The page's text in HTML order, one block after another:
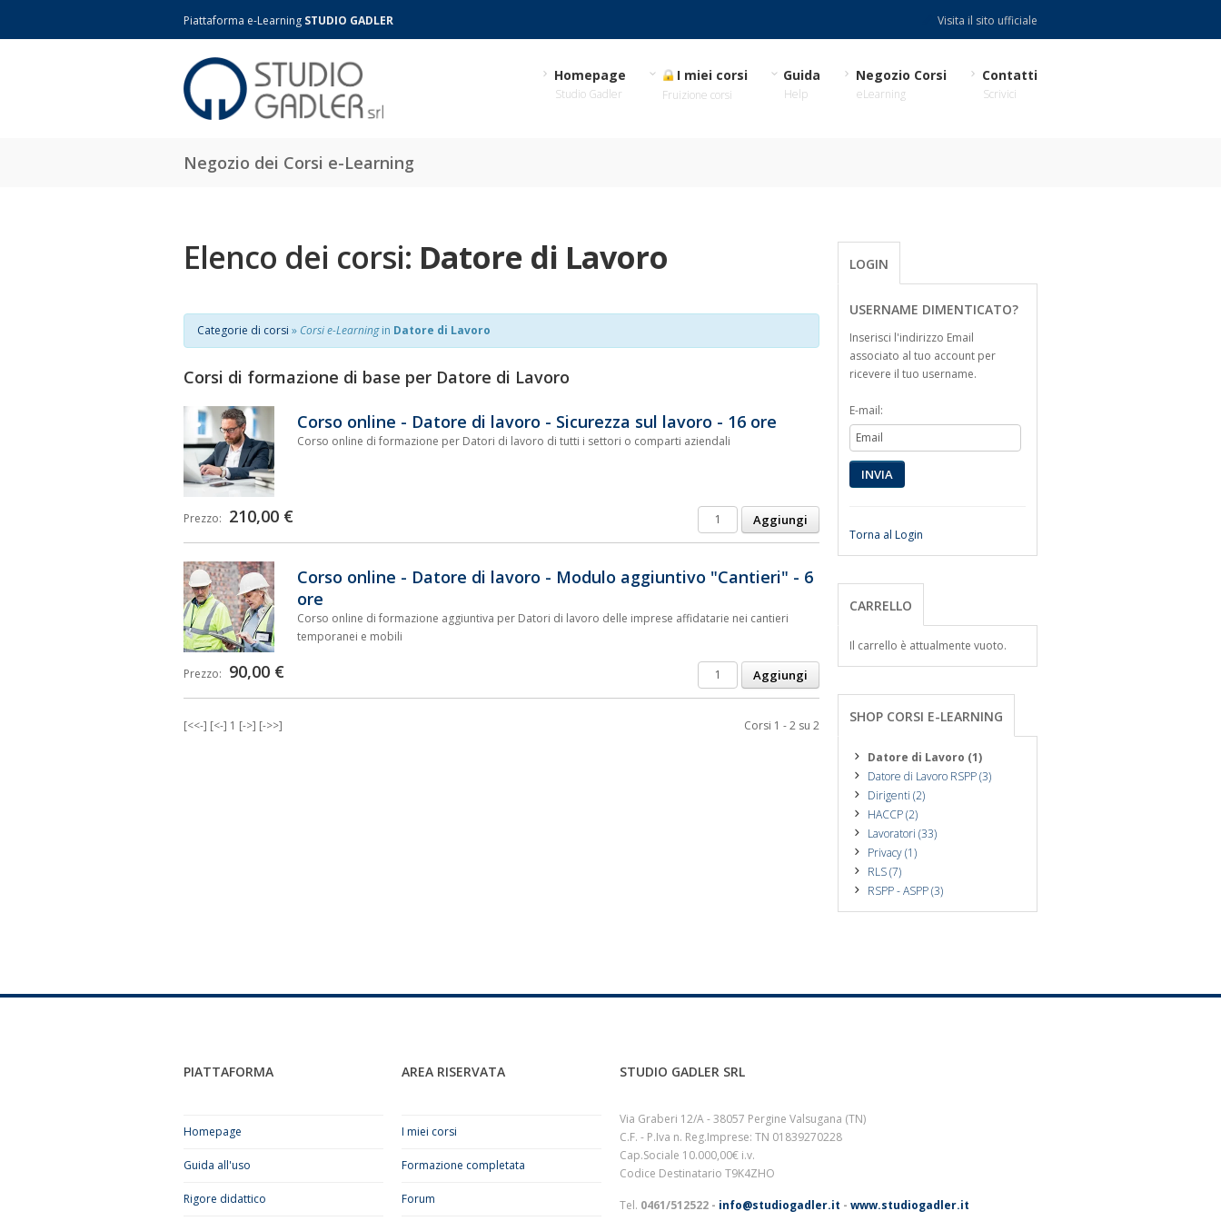
Piattaforma e-Learning STUDIO GADLER Visita il sito ufficiale
Homepage
Studio Gadler
I miei corsi
Fruizione corsi
Guida
Help
Negozio Corsi
eLearning
Contatti
Scrivici
Negozio dei Corsi e-Learning
Elenco dei corsi: Datore di Lavoro
Categorie di corsi » Corsi e-Learningin Datore di Lavoro
Corsi di formazione di base per Datore di Lavoro
Corso online - Datore di lavoro - Sicurezza sul lavoro - 16 ore
Corso online di formazione per Datori di lavoro di tutti i settori o comparti aziendali
Prezzo: 210,00 €
Corso online - Datore di lavoro - Modulo aggiuntivo "Cantieri" - 6
ore
Corso online di formazione aggiuntiva per Datori di lavoro delle imprese affidatarie nei cantieri
temporanei e mobili
Prezzo: 90,00 €
[<<-] [<-] 1 [->] [->>] Corsi 1 - 2 su 2
LOGIN
USERNAME DIMENTICATO?
Inserisci l'indirizzo Email
associato al tuo account per
ricevere il tuo username.
E-mail:
INVIA
Torna al Login
CARRELLO
Il carrello è attualmente vuoto.
SHOP CORSI E-LEARNING
Datore di Lavoro (1)
Datore di Lavoro RSPP (3)
Dirigenti (2)
HACCP (2)
Lavoratori (33)
Privacy (1)
RLS (7)
RSPP - ASPP (3)
PIATTAFORMA
Homepage
Guida all'uso
Rigore didattico
AREA RISERVATA
I miei corsi
Formazione completata
Forum
STUDIO GADLER SRL
Via Graberi 12/A - 38057 Pergine Valsugana (TN)
C.F. - P.Iva n. Reg.Imprese: TN 01839270228
Cap.Sociale 10.000,00€ i.v.
Codice Destinatario T9K4ZHO
Tel. 0461/512522 - info@studiogadler.it - www.studiogadler.it